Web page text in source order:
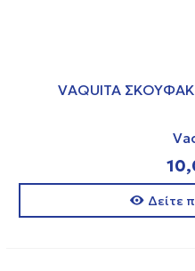
VAQUITA
Δείτε